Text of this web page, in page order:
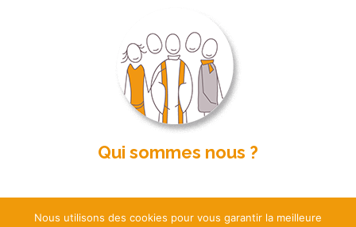
Qui sommes nous ?
Nous utilisons des cookies pour vous garantir la meilleure